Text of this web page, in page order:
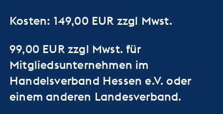
Kosten: 149,00 EUR zzgl Mwst.
99,00 EUR zzgl Mwst. für
Mitgliedsunternehmen im
Handelsverband Hessen e.V. oder
einem anderen Landesverband.